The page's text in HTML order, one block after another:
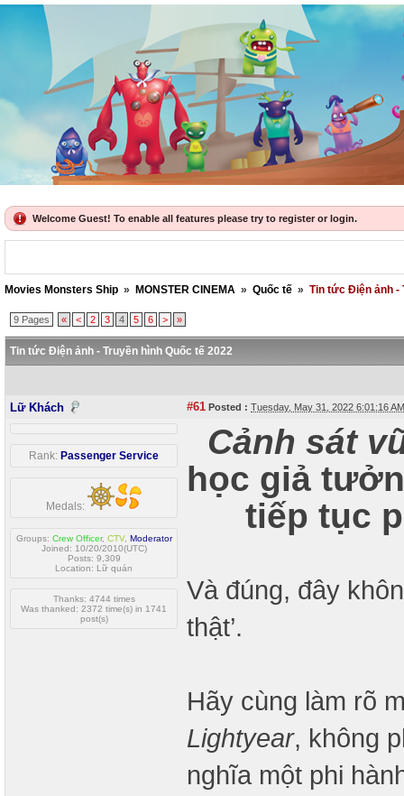
Welcome Guest! To enable all features please try to register or login.
Movies Monsters Ship » MONSTER CINEMA » Quốc tế » Tin tức Điện ảnh -
9 Pages « < 2 3 4 5 6 > »
Tin tức Điện ảnh - Truyền hình Quốc tế 2022
Lữ Khách #61 Posted : Tuesday, May 31, 2022 6:01:16
Rank: Passenger Service
Medals:
Groups: Crew Officer, CTV, Moderator
Joined: 10/20/2010(UTC)
Posts: 9,309
Location: Lữ quán
Thanks: 4744 times
Was thanked: 2372 time(s) in 1741
post(s)
Cảnh sát
học giả
tiếp tục
Và đúng, đây
thật’.
Hãy cùng làm rõ
Lightyear, không
nghĩa một phi